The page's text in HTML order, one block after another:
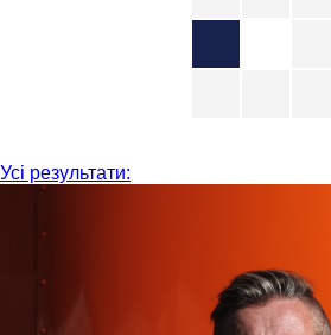
Усі результати: